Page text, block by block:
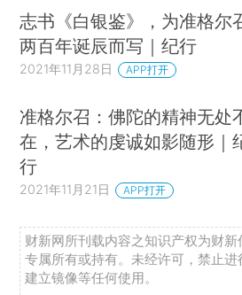
志书《白银鉴》，为准格尔
两百年诞辰而写｜纪行
2021年11月28日 APP打开
准格尔召：佛陀的精神无处
在，艺术的虔诚如影随形｜
行
2021年11月21日 APP打开
财新网所刊载内容之知识产权为财
专属所有或持有。未经许可，禁止进
建立镜像等任何使用。